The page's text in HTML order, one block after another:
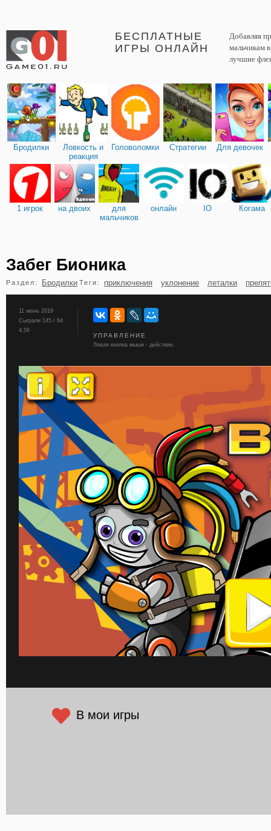
БЕСПЛАТНЫЕ
ИГРЫ ОНЛАЙН
Добавляя
мальчикам
лучшие
Бродилки
Ловкость и
реакция
Головоломки Стратегии Для девочек
1 игрок на двоих
для
мальчиков
онлайн IO Когама
бильярд карты
Забег Бионика
Раздел: Бродилки Теги: приключения уклонение леталки
11 июнь 2018
Сыграли 145 / 64
4,56
УПРАВЛЕНИЕ
Левая кнопка мыши - действие.
В мои игры